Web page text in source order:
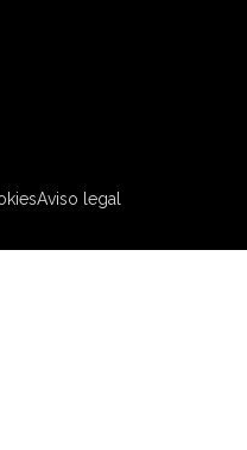
Aviso legal